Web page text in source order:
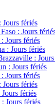
Jours fériés
: Jours
Jours fériés
: Jours fériés
:
: Jours fériés
Jours fériés
Jours fériés
fériés
Jours fériés